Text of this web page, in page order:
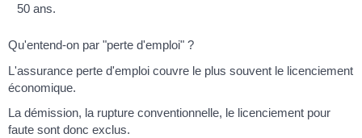
50 ans.
Qu'entend-on par "perte d'emploi" ?
L'assurance perte d'emploi couvre le plus souvent le licenciement
économique.
La démission, la rupture conventionnelle, le licenciement pour
faute sont donc exclus.